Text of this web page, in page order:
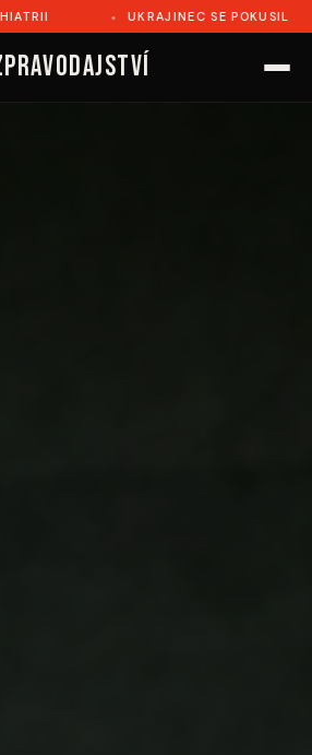
UKRAJINEC SE POKUSIL ILEGÁLNĚ